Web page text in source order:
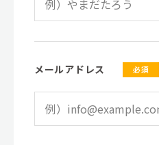
メールアドレス 必須